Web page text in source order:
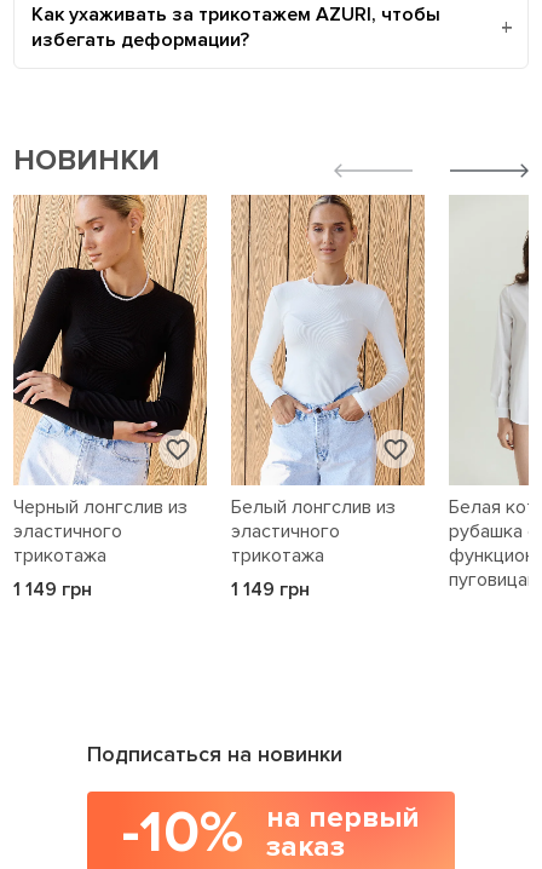
Как ухаживать за трикотажем AZURI, чтобы
избегать деформации?
НОВИНКИ
Черный лонгслив из
эластичного
трикотажа
1 149 грн
Белый лонгслив из
эластичного
трикотажа
1 149 грн
Белая
рубашка с
Подписаться на новинки
-10%
на первый
заказ